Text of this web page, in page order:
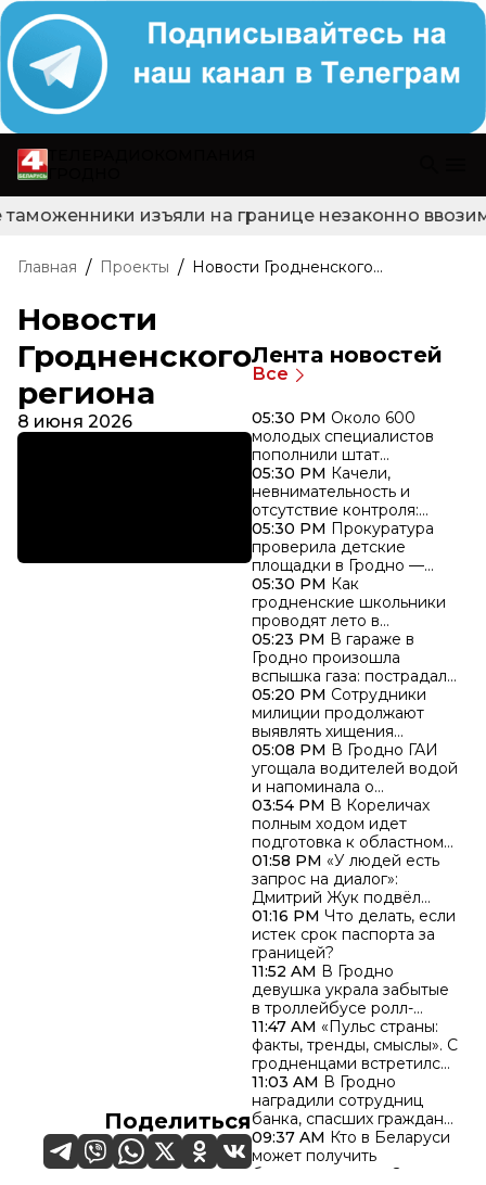
таможенники изъяли на границе незаконно
Главная / Проекты /
Новости Гродненского
Новости
Гродненского
региона
8 июня 2026
Поделиться
Лента новостей
Все
05:30 PM Около 600
молодых специалистов
пополнили штат
медучреждений
Гродненской области
05:30 PM Качели,
невнимательность и
отсутствие контроля:
главные причины травм у
детей на каникулах
05:30 PM Прокуратура
проверила детские
площадки в Гродно —
выявлены нарушения
05:30 PM Как
гродненские школьники
проводят лето в
областном Дворце
творчества детей и
молодежи
05:23 PM В гараже в
Гродно произошла
вспышка газа: пострадали
два человека
05:20 PM Сотрудники
милиции продолжают
выявлять хищения
топлива в хозяйствах
Гродненщины
05:08 PM В Гродно ГАИ
угощала водителей водой
и напоминала о
безопасности в жару
03:54 PM В Кореличах
полным ходом идет
подготовка к областному
празднику-ярмарке
«Дажынкі-2026»
01:58 PM «У людей есть
запрос на диалог»:
Дмитрий Жук подвёл
итоги встреч в Гродно
01:16 PM Что делать, если
истек срок паспорта за
границей?
11:52 AM В Гродно
девушка украла забытые
в троллейбусе ролл-
шторы
11:47 AM «Пульс страны:
факты, тренды, смыслы». С
гродненцами встретился
министр информации
Дмитрий Жук
11:03 AM В Гродно
наградили сотрудниц
банка, спасших граждан
от мошенников
09:37 AM Кто в Беларуси
может получить
бесплатную няню?